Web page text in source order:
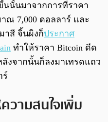
นนั้นมาจากการที่ราคา
ณ 7,000 ดอลลาร์ และ
าสี จิ้นผิงก็ประกาศ
ทำให้ราคา Bitcoin ดีด
ลังจากนั้นก็ลงมาเทรดแถว
ร์
วามสนใจเพิ่ม